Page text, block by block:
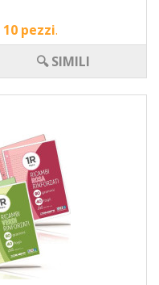
10 pezzi.
🔍 SIMILI